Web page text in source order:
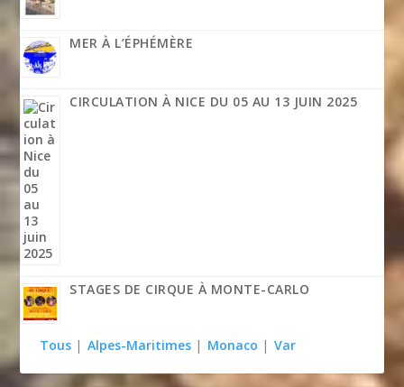
MER À L’ÉPHÉMÈRE
CIRCULATION À NICE DU 05 AU 13 JUIN 2025
STAGES DE CIRQUE À MONTE-CARLO
Tous | Alpes-Maritimes | Monaco | Var